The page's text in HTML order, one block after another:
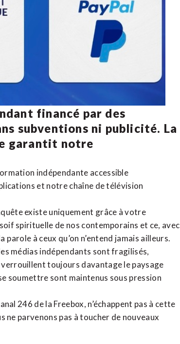
financé par des
subventions ni publicité. La
garantit notre
indépendante accessible
et notrechaîne de télévision
existe uniquement grâce à votre
spirituelle de nos contemporains et ce, avec
parole à ceux qu’on n’entend jamais ailleurs.
médias indépendants sont fragilisés,
toujours davantage le paysage
soumettre sont maintenus sous pression
246 de la Freebox, n’échappent pas à cette
parvenons pas à toucher de nouveaux